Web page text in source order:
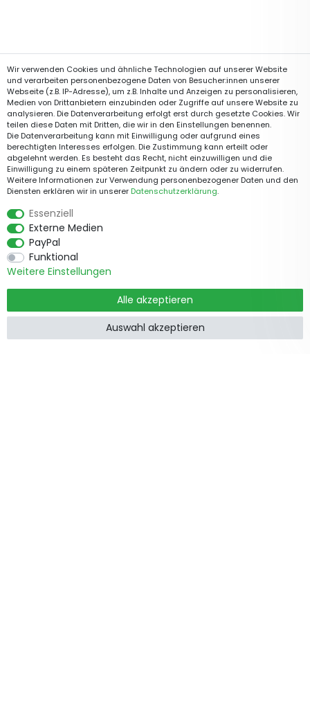
Wir verwenden Cookies und ähnliche Technologien auf unserer Website
und verarbeiten personenbezogene Daten von Besucher:innen unserer
Webseite (z.B. IP-Adresse), um z.B. Inhalte und Anzeigen zu personalisieren,
Medien von Drittanbietern einzubinden oder Zugriffe auf unsere Website zu
analysieren. Die Datenverarbeitung erfolgt erst durch gesetzte Cookies. Wir
teilen diese Daten mit Dritten, die wir in den Einstellungen benennen.
Die Datenverarbeitung kann mit Einwilligung oder aufgrund eines
berechtigten Interesses erfolgen. Die Zustimmung kann erteilt oder
abgelehnt werden. Es besteht das Recht, nicht einzuwilligen und die
Einwilligung zu einem späteren Zeitpunkt zu ändern oder zu widerrufen.
Weitere Informationen zur Verwendung personenbezogener Daten und den
Diensten erklären wir in unserer Daten­schutz­erklärung.
Essenziell
Externe Medien
PayPal
Funktional
Weitere Einstellungen
Alle akzeptieren
Auswahl akzeptieren
Informationen